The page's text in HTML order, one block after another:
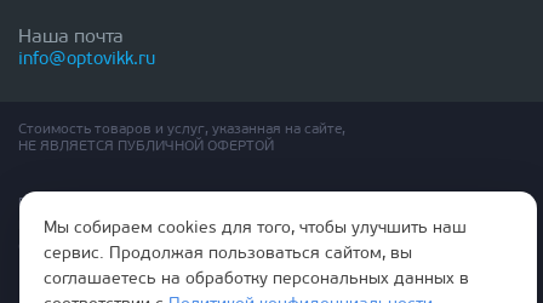
Наша почта
info@optovikk.ru
Стоимость товаров и услуг, указанная на сайте,
НЕ ЯВЛЯЕТСЯ ПУБЛИЧНОЙ ОФЕРТОЙ
Правила эксплутации входных и межкомнатных дверей
Политика обработки персональных данных
Согласие на обработку персональных данных
Мы собираем cookies для того, чтобы улучшить наш
сервис. Продолжая пользоваться сайтом, вы
соглашаетесь на обработку персональных данных в